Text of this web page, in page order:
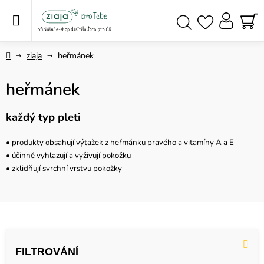
Domůziaja heřmánek
heřmánek
každý typ pleti
• produkty obsahují výtažek z heřmánku pravého a vitamíny A a E
• účinně vyhlazují a vyživují pokožku
• zklidňují svrchní vrstvu pokožky
V